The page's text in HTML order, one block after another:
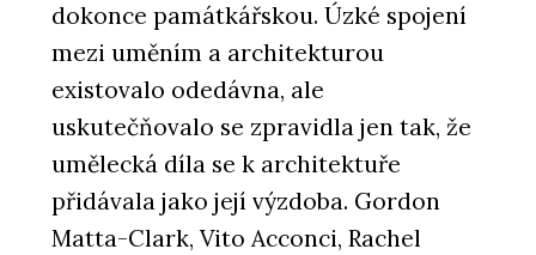
dokonce památkářskou. Úzké spojení
mezi uměním a architekturou
existovalo odedávna, ale
uskutečňovalo se zpravidla jen tak, že
umělecká díla se k architektuře
přidávala jako její výzdoba. Gordon
Matta-Clark, Vito Acconci, Rachel